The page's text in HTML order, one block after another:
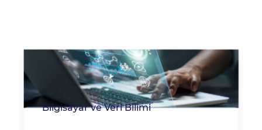
Bilgisayar ve Veri Bilimi